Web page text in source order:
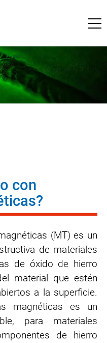
con
(MT) es un
de materiales
de óxido de hierro
material que estén
a la superficie.
magnéticas es un
para materiales
de hierro